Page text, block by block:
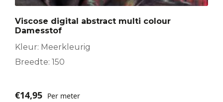
Viscose digital abstract multi colour
Damesstof
Kleur: Meerkleurig
Breedte: 150
€14,95 Per meter